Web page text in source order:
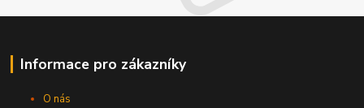
Informace pro zákazníky
O nás